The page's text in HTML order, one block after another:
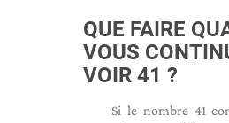
QUE FAIRE
VOUS
VOIR 41 ?
Si le nombre 41